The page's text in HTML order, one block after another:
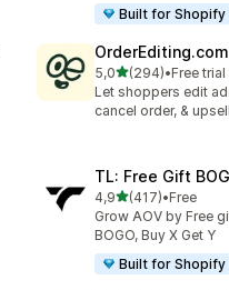
Built for Shopify
OrderEditing.com
5,0stelle su 5
(294)
294 recensioni totali
•Free
Let shoppers edit
cancel order, & upsell
TL: Free Gift
4,9stelle su 5
(417)
417 recensioni totali
•Free
Grow AOV by Free
BOGO, Buy X Get Y
Built for Shopify